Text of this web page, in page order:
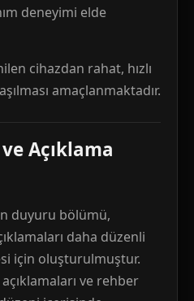
deneyimi elde
cihazdan rahat, hızlı
amaçlanmaktadır.
Açıklama
duyuru bölümü,
daha düzenli
için oluşturulmuştur.
ve rehber